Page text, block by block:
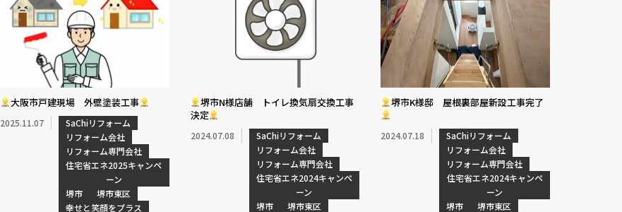
大阪市戸建現場 外壁塗装工事
2025.11.07
SaChiリフォーム
リフォーム会社
リフォーム専門会社
住宅省エネ2025キャンペ
ーン
堺市
堺市東区
幸せと笑顔をプラス
堺市N様店舗 トイレ換気扇交換工事
決定
2024.07.08
SaChiリフォーム
リフォーム会社
リフォーム専門会社
住宅省エネ2024キャンペ
ーン
堺市
堺市東区
堺市K様邸 屋根裏部屋新設工事完了
2024.07.18
SaChiリフォーム
リフォーム会社
リフォーム専門会社
住宅省エネ2024キャンペ
ーン
堺市
堺市東区